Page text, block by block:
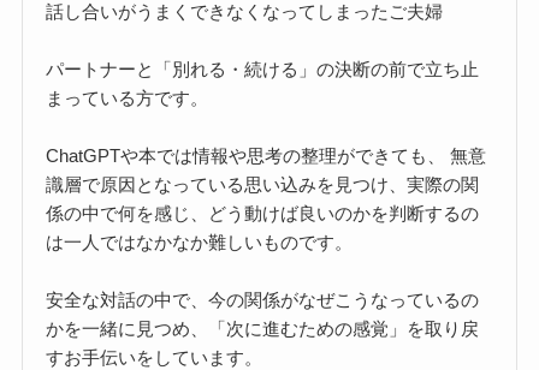
話し合いがうまくできなくなってしまったご夫婦
パートナーと「別れる・続ける」の決断の前で立ち止
まっている方です。
ChatGPTや本では情報や思考の整理ができても、 無意
識層で原因となっている思い込みを見つけ、実際の関
係の中で何を感じ、どう動けば良いのかを判断するの
は一人ではなかなか難しいものです。
安全な対話の中で、今の関係がなぜこうなっているの
かを一緒に見つめ、「次に進むための感覚」を取り戻
すお手伝いをしています。